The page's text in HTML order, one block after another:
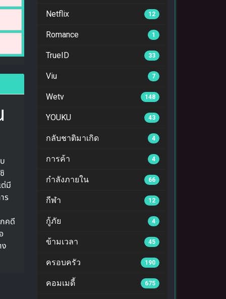
มี
ร
คดี
Netflix 12
Romance 1
TrueID 33
Viu 7
Wetv 148
YOUKU 43
กลับชาติมาเกิด 4
การค้า 4
กำลังภายใน 66
กีฬา 12
กู้ภัย 4
ข้ามเวลา 45
ครอบครัว 190
คอมเมดี้ 675